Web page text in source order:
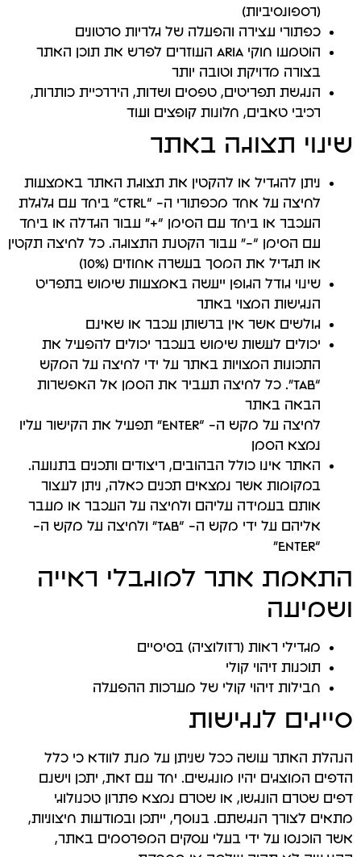
(רספונסיביות)
כפתורי עצירה והפעלה של גלריות סרטונים
הוטמעו חוקי ARIA העוזרים לפרש את תוכן האתר
בצורה מדויקת וטובה יותר
הנגשת תפריטים, טפסים ושדות, היררכיית כותרות,
רכיבי טאבים, חלונות קופצים ועוד
שינוי תצוגה באתר
ניתן להגדיל או להקטין את תצוגת האתר באמצעות
לחיצה על אחד מכפתורי ה- “CTRL” ביחד עם גלגלת
העכבר או ביחד עם הסימן “+” עבור הגדלה או ביחד
עם הסימן “-” עבור הקטנת התצוגה. כל לחיצה תקטין
או תגדיל את המסך בעשרה אחוזים (10%)
שינוי גודל הגופן ייעשה באמצעות שימוש בתפריט
הנגישות המצוי באתר
גולשים אשר אין ברשותן עכבר או שאינם
יכולים לעשות שימוש בעכבר יכולים להפעיל את
התכונות המצויות באתר על ידי לחיצה על המקש
“TAB”. כל לחיצה תעביר את הסמן אל האפשרות
הבאה באתר
לחיצה על מקש ה- “Enter” תפעיל את הקישור עליו
נמצא הסמן
האתר אינו כולל הבהובים, ריצודים ותכנים בתנועה.
במקומות אשר נמצאים תכנים כאלה, ניתן לעצור
אותם בעמידה עליהם ולחיצה על העכבר או מעבר
אליהם על ידי מקש ה- “TAB” ולחיצה על מקש ה-
“Enter"
התאמת אתר למוגבלי ראייה
ושמיעה
מגדילי ראות (רזולוציה) בסיסיים
תוכנות זיהוי קולי
חבילות זיהוי קולי של מערכות ההפעלה
סייגים לנגישות
הנהלת האתר עושה ככל שניתן על מנת לוודא כי כלל
הדפים המוצגים יהיו מונגשים. יחד עם זאת, יתכן וישנם
דפים שטרם הונגשו, או שטרם נמצא פתרון טכנולוגי
מתאים לצורך הנגשתם. בנוסף, ייתכן ובמודעות חיצוניות,
אשר הוכנסו על ידי בעלי עסקים המפרסמים באתר,